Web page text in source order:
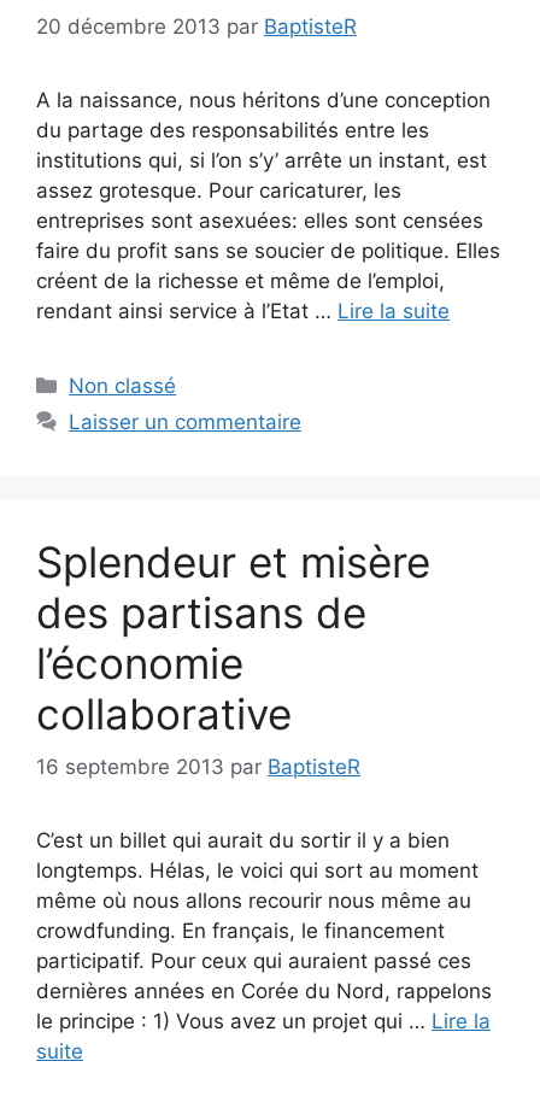
20 décembre 2013 par BaptisteR
A la naissance, nous héritons d’une conception
du partage des responsabilités entre les
institutions qui, si l’on s’y’ arrête un instant, est
assez grotesque. Pour caricaturer, les
entreprises sont asexuées: elles sont censées
faire du profit sans se soucier de politique. Elles
créent de la richesse et même de l’emploi,
rendant ainsi service à l’Etat … Lire la suite
Catégories
Non classé
Laisser un commentaire
Splendeur et misère
des partisans de
l’économie
collaborative
16 septembre 2013 par BaptisteR
C’est un billet qui aurait du sortir il y a bien
longtemps. Hélas, le voici qui sort au moment
même où nous allons recourir nous même au
crowdfunding. En français, le financement
participatif. Pour ceux qui auraient passé ces
dernières années en Corée du Nord, rappelons
le principe : 1) Vous avez un projet qui … Lire la
suite